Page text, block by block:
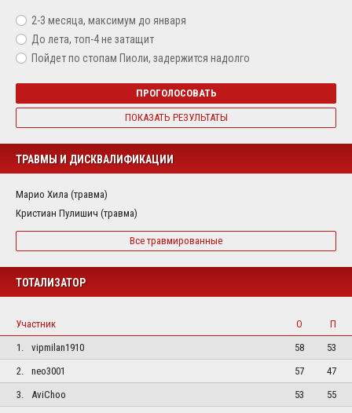
2-3 месяца, максимум до января
До лета, топ-4 не затащит
Пойдет по стопам Пиоли, задержится надолго
ПРОГОЛОСОВАТЬ
ПОКАЗАТЬ РЕЗУЛЬТАТЫ
ТРАВМЫ И ДИСКВАЛИФИКАЦИИ
Марио Хила (травма)
Кристиан Пулишич (травма)
Все травмированные
ТОТАЛИЗАТОР
Участник О
П
1.
vipmilan1910 58
53
2.
neo3001 57
47
3.
AviChoo 53
55